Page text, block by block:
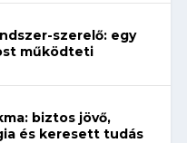
szerelő: egy
működteti
biztos jövő,
és keresett tudás